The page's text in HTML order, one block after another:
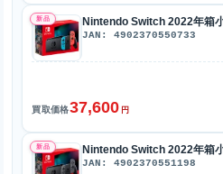
新品 Nintendo Switch 2022年箱
JAN: 4902370550733
買取価格37,600 円
新品 Nintendo Switch 2022年箱
JAN: 4902370551198